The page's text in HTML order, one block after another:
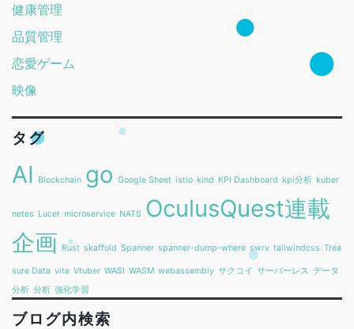
健康管理
品質管理
恋愛ゲーム
映像
タグ
AI Blockchain go Google Sheet istio kind KPI Dashboard kpi分析 kuber
netes Lucet microservice NATS OculusQuest連載
企画 Rust skaffold Spanner spanner-dump-where swrv tailwindcss Trea
sure Data vite Vtuber WASI WASM webassembly サクコイ サーバーレス データ
分析 分析 強化学習
ブログ内検索